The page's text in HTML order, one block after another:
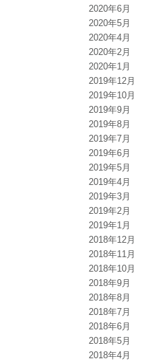
2020年6月
2020年5月
2020年4月
2020年2月
2020年1月
2019年12月
2019年10月
2019年9月
2019年8月
2019年7月
2019年6月
2019年5月
2019年4月
2019年3月
2019年2月
2019年1月
2018年12月
2018年11月
2018年10月
2018年9月
2018年8月
2018年7月
2018年6月
2018年5月
2018年4月